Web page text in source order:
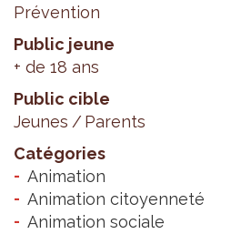
Prévention
Public jeune
+ de 18 ans
Public cible
Jeunes
Parents
Catégories
Animation
Animation citoyenneté
Animation sociale